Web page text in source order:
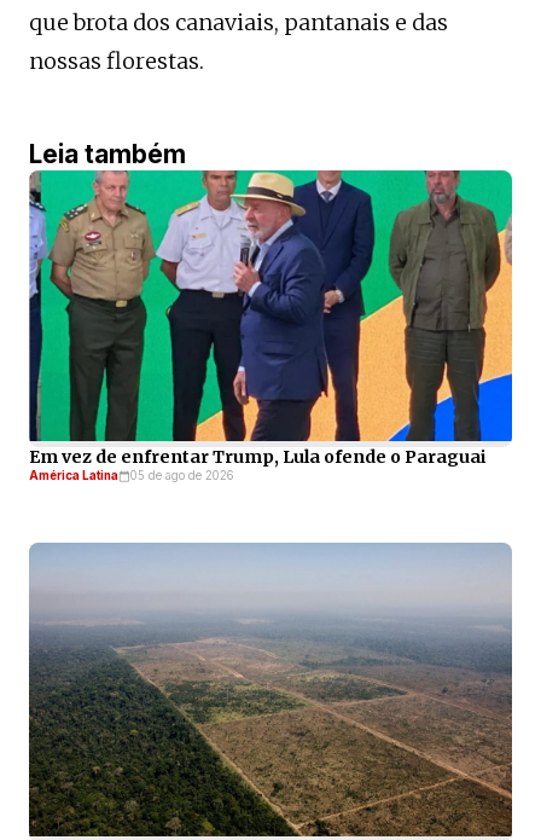
que brota dos canaviais, pantanais e das
nossas florestas.
Leia também
Em vez de enfrentar Trump, Lula ofende o Paraguai
América Latina 05 de ago de 2026